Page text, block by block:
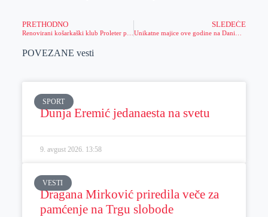
PRETHODNO SLEDEĆE
POVEZANE vesti
SPORT
Dunja Eremić jedanaesta na svetu
9. avgust 2026. 13:58
VESTI
Dragana Mirković priredila veče za
pamćenje na Trgu slobode